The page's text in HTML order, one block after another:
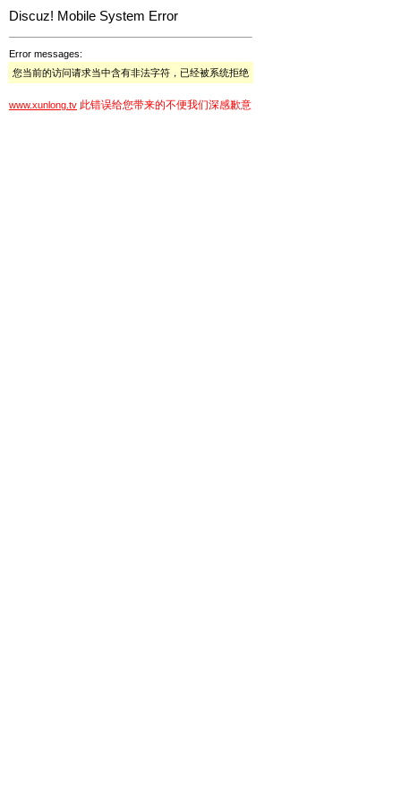
Discuz! Mobile System Error
Error messages:
您当前的访问请求当中含有非法字符，已经被系统拒绝
www.xunlong.tv 此错误给您带来的不便我们深感歉意